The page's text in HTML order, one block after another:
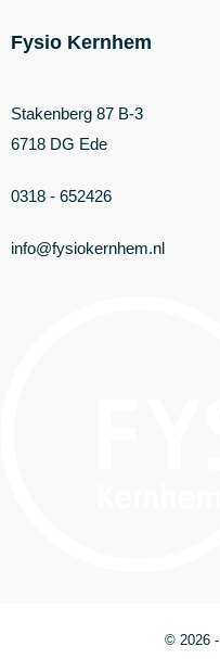
Fysio Kernhem
Stakenberg 87 B-3
6718 DG Ede
0318 - 652426
info@fysiokernhem.nl
© 2026 -